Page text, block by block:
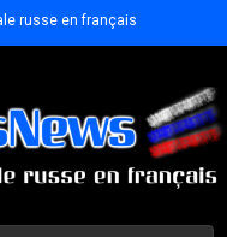
russe en français